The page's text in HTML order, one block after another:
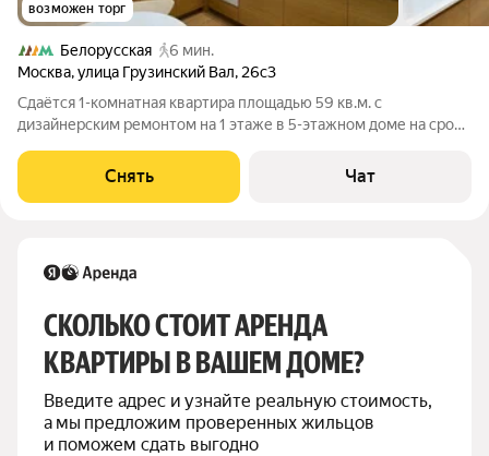
возможен торг
Белорусская
6 мин.
Москва,улица Грузинский Вал, 26с3
Сдаётся 1-комнатная квартира площадью 59 кв.м. с
дизайнерским ремонтом на 1 этаже в 5-этажном доме на срок
машина Холодильник Кондиционер Дом - кирпичный, окна
выходят во двор. Коммунальные
Снять Чат
СКОЛЬКО СТОИТ АРЕНДА
КВАРТИРЫ В ВАШЕМ ДОМЕ?
Введите адрес и узнайте реальную стоимость,
а мы предложим проверенных жильцов
и поможем сдать выгодно